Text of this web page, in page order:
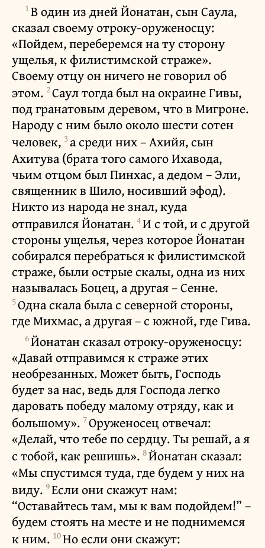
1В один из дней Йонатан, сын Саула,
сказал своему отроку-оруженосцу:
«Пойдем, переберемся на ту сторону
ущелья, к филистимской страже».
Своему отцу он ничего не говорил об
этом. 2Саул тогда был на окраине Гивы,
под гранатовым деревом, что в Мигроне.
Народу с ним было около шести сотен
человек, 3а среди них – Ахийя, сын
Ахитува (брата того самого Ихавода,
чьим отцом был Пинхас, а дедом – Эли,
священник в Шило, носивший эфод).
Никто из народа не знал, куда
отправился Йонатан. 4И с той, и с другой
стороны ущелья, через которое Йонатан
собирался перебраться к филистимской
страже, были острые скалы, одна из них
называлась Боцец, а другая – Сенне.
5Одна скала была с северной стороны,
где Михмас, а другая – с южной, где Гива.
6Йонатан сказал отроку-оруженосцу:
«Давай отправимся к страже этих
необрезанных. Может быть, Господь
будет за нас, ведь для Господа легко
даровать победу малому отряду, как и
большому». 7Оруженосец отвечал:
«Делай, что тебе по сердцу. Ты решай, а я
с тобой, как решишь». 8Йонатан сказал:
«Мы спустимся туда, где будем у них на
виду. 9Если они скажут нам:
“Оставайтесь там, мы к вам подойдем!” –
будем стоять на месте и не поднимемся
к ним. 10Но если они скажут: